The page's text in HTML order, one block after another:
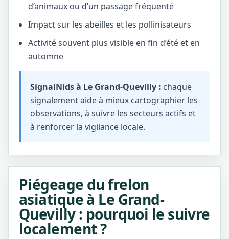
d’animaux ou d’un passage fréquenté
Impact sur les abeilles et les pollinisateurs
Activité souvent plus visible en fin d’été et en
automne
SignalNids à Le Grand-Quevilly : chaque
signalement aide à mieux cartographier les
observations, à suivre les secteurs actifs et
à renforcer la vigilance locale.
Piégeage du frelon
asiatique à Le Grand-
Quevilly : pourquoi le suivre
localement ?